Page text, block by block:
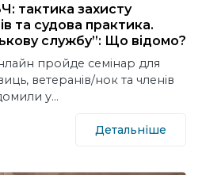
тактика захисту
та судова практика.
службу”: Що відомо?
пройде семінар для
ветеранів/нок та членів
у…
Детальніше